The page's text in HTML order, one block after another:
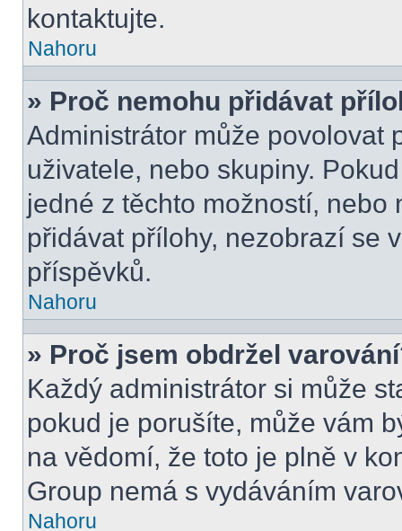
kontaktujte.
Nahoru
» Proč nemohu přidávat
Administrátor může povolovat
uživatele, nebo skupiny.
jedné z těchto možností,
přidávat přílohy, nezobrazí se
příspěvků.
Nahoru
» Proč jsem obdržel
Každý administrátor si může
pokud je porušíte, může vám
na vědomí, že toto je plně v
Group nemá s vydáváním
Nahoru